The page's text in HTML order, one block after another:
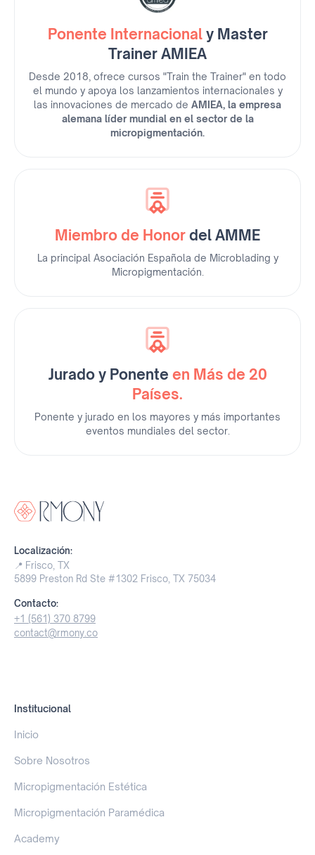
Ponente Internacionaly Master
Trainer AMIEA
Desde 2018, ofrece cursos "Train the Trainer" en todo
el mundo y apoya los lanzamientos internacionales y
las innovaciones de mercado de AMIEA, la empresa
alemana líder mundial en el sector de la
micropigmentación.
Miembro de Honor del AMME
La principal Asociación Española de Microblading y
Micropigmentación.
Jurado y Ponente en Más de 20
Países.
Ponente y jurado en los mayores y más importantes
eventos mundiales del sector.
Localización:
📍 Frisco, TX
5899 Preston Rd Ste #1302 Frisco, TX 75034
Contacto:
+1 (561) 370 8799
contact@rmony.co
Institucional
Inicio
Sobre Nosotros
Micropigmentación Estética
Micropigmentación Paramédica
Academy